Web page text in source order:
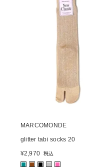
MARCOMONDE
glitter tabi socks 20
¥2,970 税込
■ ■ ■ ■ ■